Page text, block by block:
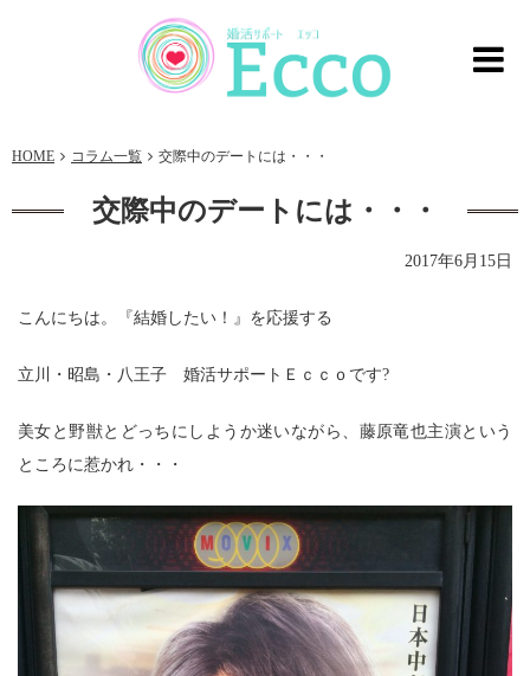
HOME コラム一覧 交際中のデートには・・・
交際中のデートには・・・
2017年6月15日
こんにちは。『結婚したい！』を応援する
立川・昭島・八王子 婚活サポートＥｃｃｏです?
美女と野獣とどっちにしようか迷いながら、藤原竜也主演という
ところに惹かれ・・・